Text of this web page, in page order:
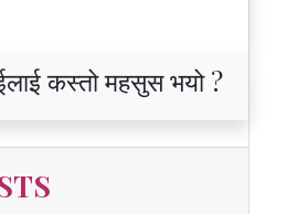
कस्तो महसुस भयो ?